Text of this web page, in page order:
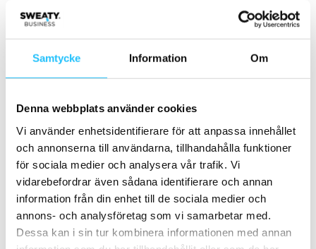
Samtycke Information Om
Denna webbplats använder cookies
Vi använder enhetsidentifierare för att anpassa innehållet
och annonserna till användarna, tillhandahålla funktioner
för sociala medier och analysera vår trafik. Vi
vidarebefordrar även sådana identifierare och annan
information från din enhet till de sociala medier och
annons- och analysföretag som vi samarbetar med.
Dessa kan i sin tur kombinera informationen med annan
MEST POPULÄRA
Vartex söker resande servicetekniker
2025-11-28
Henning Holm på Sweaty Business Talks
2020-02-21